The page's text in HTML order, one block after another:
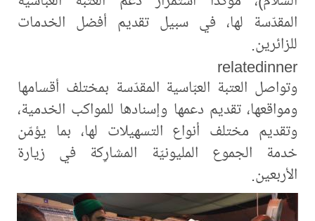
المقدّسة لها، في سبيل تقديم أفضل الخدمات
للزائرين.
relatedinner
وتواصل العتبة العبّاسية المقدّسة بمختلف أقسامها
ومواقعها، تقديم دعمها وإسنادها للمواكب الخدمية،
وتقديم مختلف أنواع التسهيلات لها، بما يؤمّن
خدمة الجموع المليونيّة المشارِكة في زيارة
الأربعين.